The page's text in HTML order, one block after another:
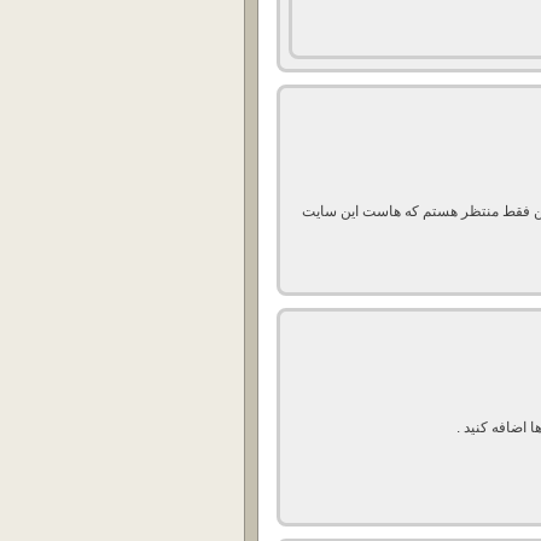
فقط منتظر هستم که هاست این سایت